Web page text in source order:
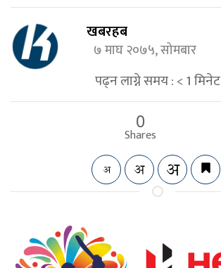
खबरहब
७ माघ २०७५, सोमबार
पढ्न लाग्ने समय :< 1मिनेट
0
Shares